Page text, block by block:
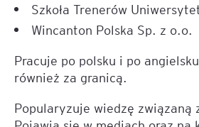
Szkoła Trenerów
Wincanton Polska Sp. z o.o.
Pracuje po polsku i po
również za granicą.
Popularyzuje wiedzę związaną